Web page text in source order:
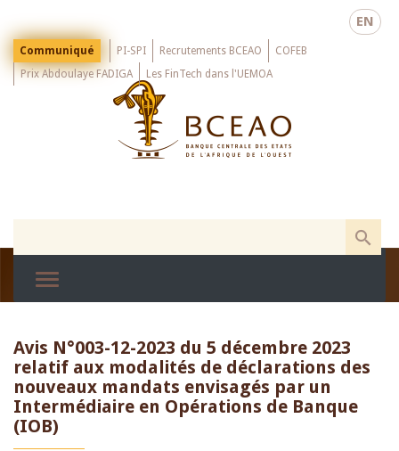
main
EN
Menu
Top
Communiqué PI-SPI Recrutements BCEAO
COFEB
Prix Abdoulaye FADIGA
Les FinTech dans l'UEMOA
Avis N°003-12-2023 du 5 décembre 2023
relatif aux modalités de déclarations des
nouveaux mandats envisagés par un
Intermédiaire en Opérations de Banque
(IOB)